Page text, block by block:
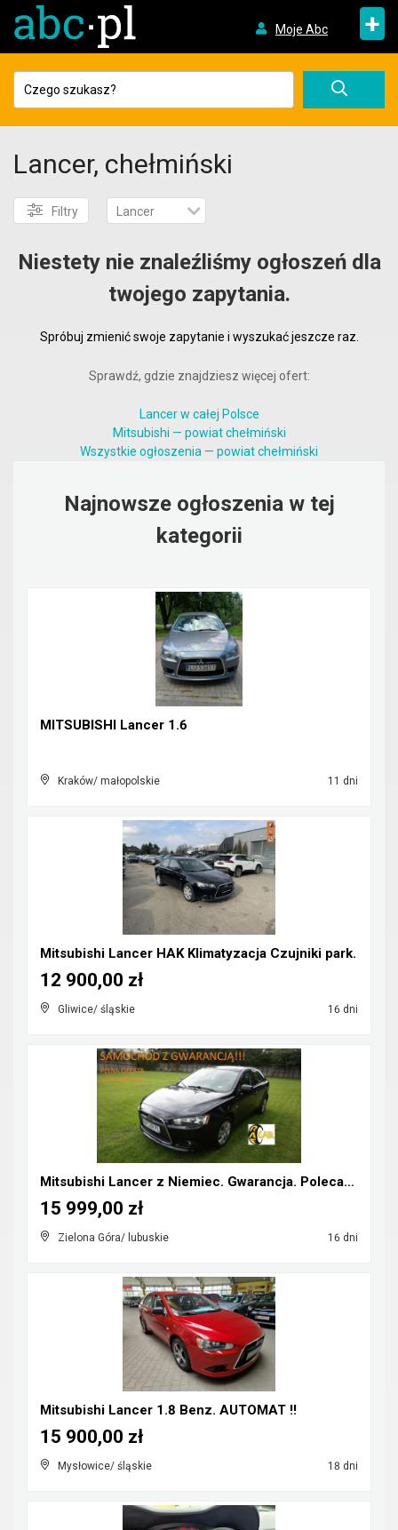
Moje Abc +
Lancer, chełmiński
Filtry Lancer
Niestety nie znaleźliśmy ogłoszeń dla
twojego zapytania.
Spróbuj zmienić swoje zapytanie i wyszukać jeszcze raz.
Sprawdź, gdzie znajdziesz więcej ofert:
Lancer w całej Polsce
Mitsubishi — powiat chełmiński
Wszystkie ogłoszenia — powiat chełmiński
Najnowsze ogłoszenia w tej
kategorii
MITSUBISHI Lancer 1.6
Kraków/ małopolskie 11 dni
Mitsubishi Lancer HAK Klimatyzacja Czujniki park.
Gliwice/ śląskie 16 dni
12 900,00 zł
Mitsubishi Lancer z Niemiec. Gwarancja. Polecam !!...
Zielona Góra/ lubuskie 16 dni
15 999,00 zł
Mitsubishi Lancer 1.8 Benz. AUTOMAT !!
Mysłowice/ śląskie 18 dni
15 900,00 zł